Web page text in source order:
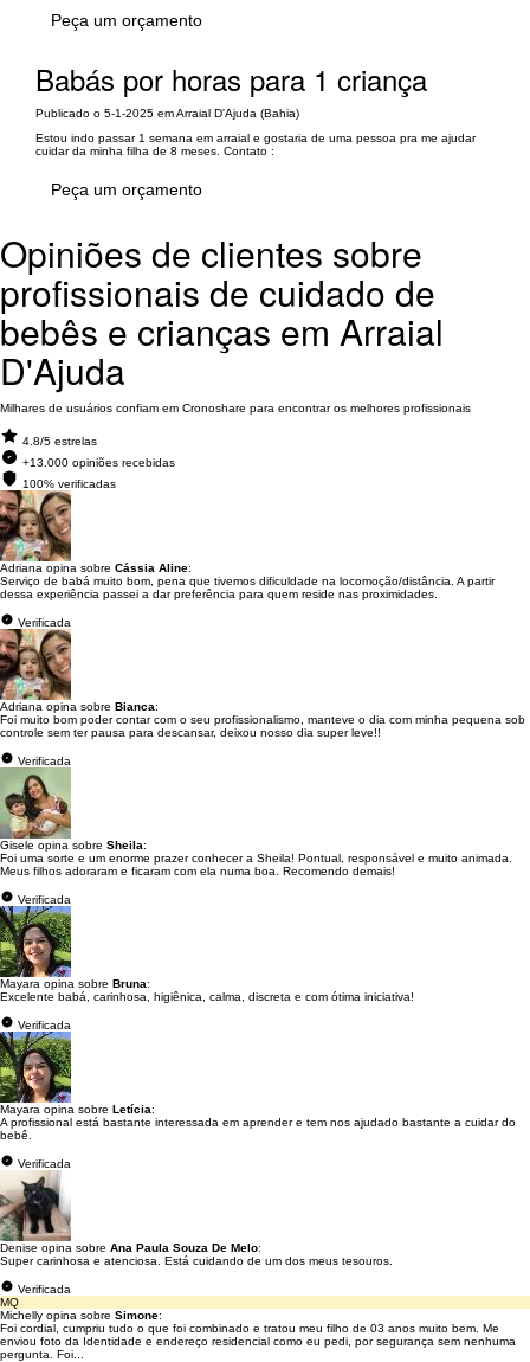
Peça um orçamento
Babás por horas para 1 criança
Publicado o 5-1-2025 em Arraial D'Ajuda (Bahia)
Estou indo passar 1 semana em arraial e gostaria de uma pessoa pra me ajudar
cuidar da minha filha de 8 meses. Contato :
Peça um orçamento
Opiniões de clientes sobre
profissionais de cuidado de
bebês e crianças em Arraial
D'Ajuda
Milhares de usuários confiam em Cronoshare para encontrar os melhores profissionais
4.8/5 estrelas
+13.000 opiniões recebidas
100% verificadas
Adriana opina sobre Cássia Aline:
Serviço de babá muito bom, pena que tivemos dificuldade na locomoção/distância. A partir
dessa experiência passei a dar preferência para quem reside nas proximidades.
Verificada
Adriana opina sobre Bianca:
Foi muito bom poder contar com o seu profissionalismo, manteve o dia com minha pequena sob
controle sem ter pausa para descansar, deixou nosso dia super leve!!
Verificada
Gisele opina sobre Sheila:
Foi uma sorte e um enorme prazer conhecer a Sheila! Pontual, responsável e muito animada.
Meus filhos adoraram e ficaram com ela numa boa. Recomendo demais!
Verificada
Mayara opina sobre Bruna:
Excelente babá, carinhosa, higiênica, calma, discreta e com ótima iniciativa!
Verificada
Mayara opina sobre Letícia:
A profissional está bastante interessada em aprender e tem nos ajudado bastante a cuidar do
bebê.
Verificada
Denise opina sobre Ana Paula Souza De Melo:
Super carinhosa e atenciosa. Está cuidando de um dos meus tesouros.
Verificada
MQ
Michelly opina sobre Simone:
Foi cordial, cumpriu tudo o que foi combinado e tratou meu filho de 03 anos muito bem. Me
enviou foto da Identidade e endereço residencial como eu pedi, por segurança sem nenhuma
pergunta. Foi...